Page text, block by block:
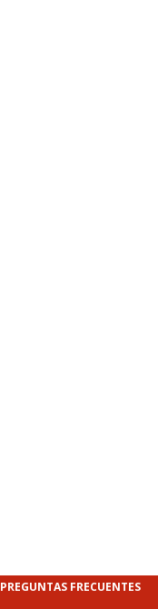
PREGUNTAS FRECUENTES